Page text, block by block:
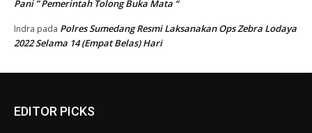
Pani ” Pemerintah Tolong Buka Mata “
Indra pada Polres Sumedang Resmi Laksanakan Ops Zebra Lodaya
2022 Selama 14 (Empat Belas) Hari
EDITOR PICKS